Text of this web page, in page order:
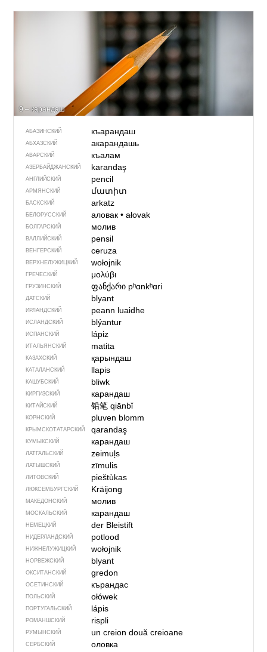
9 – карандаш
АБАЗИНСКИЙ къарандаш
АБХАЗСКИЙ акарандашь
АВАРСКИЙ къалам
АЗЕРБАЙДЖАН­СКИЙ karandaş
АНГЛИЙСКИЙ pencil
АРМЯНСКИЙ մատիտ
БАСКСКИЙ arkatz
БЕЛОРУССКИЙ аловак• ałovak
БОЛГАРСКИЙ молив
ВАЛЛИЙСКИЙ pensil
ВЕНГЕРСКИЙ ceruza
ВЕРХНЕЛУЖИЦКИЙ wołojnik
ГРЕЧЕСКИЙ μολύβι
ГРУЗИНСКИЙ ფანქარი pʰɑnkʰɑri
ДАТСКИЙ blyant
ИРЛАНДСКИЙ peann luaidhe
ИСЛАНДСКИЙ blýantur
ИСПАНСКИЙ lápiz
ИТАЛЬЯНСКИЙ matita
КАЗАХСКИЙ қарындаш
КАТАЛАНСКИЙ llapis
КАШУБСКИЙ bliwk
КИРГИЗСКИЙ карандаш
КИТАЙСКИЙ 铅笔qiānbǐ
КОРНСКИЙ pluven blomm
КРЫМСКО­ТАТАРСКИЙ qarandaş
КУМЫКСКИЙ карандаш
ЛАТГАЛЬСКИЙ zeimuļs
ЛАТЫШСКИЙ zīmulis
ЛИТОВСКИЙ pieštùkas
ЛЮКСЕМБУРГСКИЙ Kräijong
МАКЕДОНСКИЙ молив
МОСКАЛЬСКИЙ карандаш
НЕМЕЦКИЙ der Bleistift
НИДЕРЛАНДСКИЙ potlood
НИЖНЕЛУЖИЦКИЙ wołojnik
НОРВЕЖСКИЙ blyant
ОКСИТАНСКИЙ gredon
ОСЕТИНСКИЙ кърандас
ПОЛЬСКИЙ ołówek
ПОРТУГАЛЬСКИЙ lápis
РОМАНШСКИЙ rispli
РУМЫНСКИЙ un creiondouă creioane
СЕРБСКИЙ оловка